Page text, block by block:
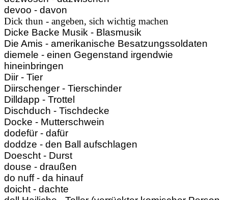
devoo - davon
Dick thun - angeben, sich wichtig machen
Dicke Backe Musik - Blasmusik
Die Amis - amerikanische Besatzungssoldaten
diemele - einen Gegenstand irgendwie
hineinbringen
Diir - Tier
Diirschenger - Tierschinder
Dilldapp - Trottel
Dischduch - Tischdecke
Docke - Mutterschwein
dodefür - dafür
doddze - den Ball aufschlagen
Doescht - Durst
douse - draußen
do nuff - da hinauf
doicht - dachte